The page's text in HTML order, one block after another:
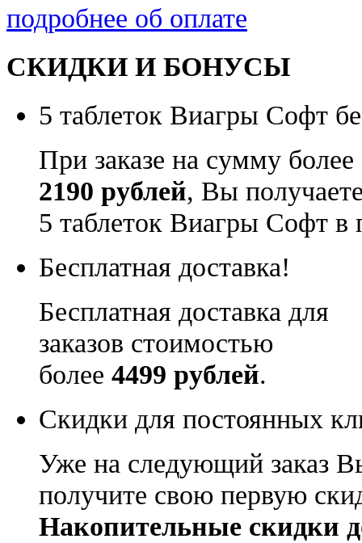
подробнее об оплате
СКИДКИ И БОНУСЫ
5 таблеток Виагры Софт
При заказе на сумму более
2190 рублей, Вы
5 таблеток Виагры Софт в
Бесплатная доставка!
Бесплатная доставка для
заказов стоимостью
более 4499 рублей.
Скидки для постоянных
Уже на следующий заказ
получите свою первую
Накопительные скидки